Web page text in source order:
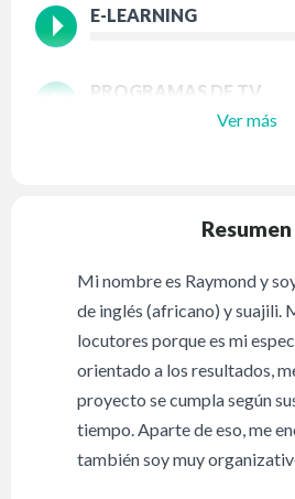
E-LEARNING
PROGRAMAS DE TV
Ver más
Resumen
Mi nombre es Raymond y
de inglés (africano) y suajili.
locutores porque es mi
orientado a los resultados,
proyecto se cumpla según
tiempo. Aparte de eso, me
también soy muy